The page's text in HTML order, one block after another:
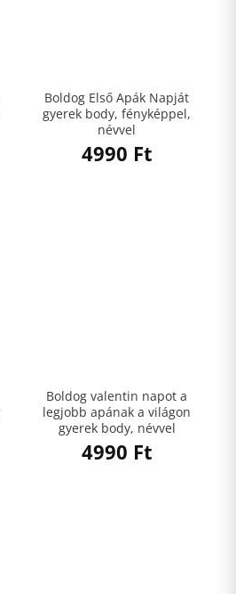
Boldog Első Apák Napját
gyerek body, fényképpel,
névvel
4990 Ft
Boldog valentin napot a
legjobb apának a világon
gyerek body, névvel
4990 Ft